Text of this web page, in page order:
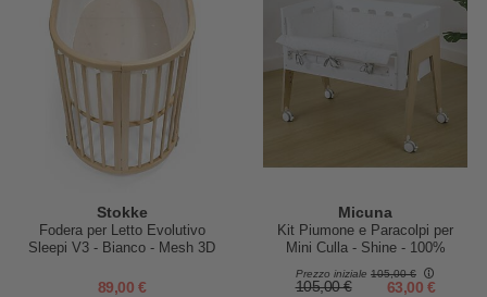
Stokke
Fodera per Letto Evolutivo
Sleepi V3 - Bianco - Mesh 3D
89,00 €
Micuna
Kit Piumone e Paracolpi per
Mini Culla - Shine - 100%
Prezzo iniziale 105,00 €
105,00 € 63,00 €